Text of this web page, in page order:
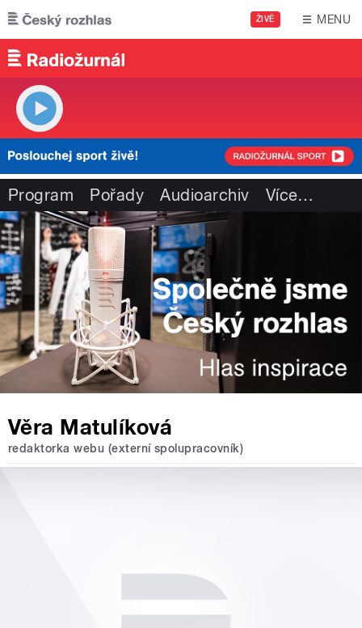
Přejít k hlavnímu obsahu
ŽIVĚ MENU
Program Pořady Audioarchiv Více…
Věra Matulíková
redaktorka webu (externí spolupracovník)